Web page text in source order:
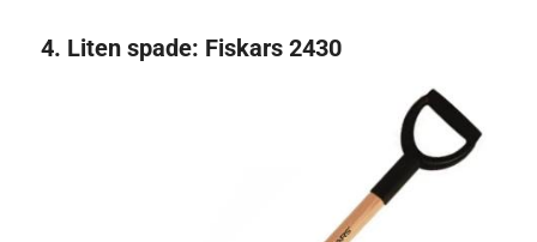
4. Liten spade: Fiskars 2430